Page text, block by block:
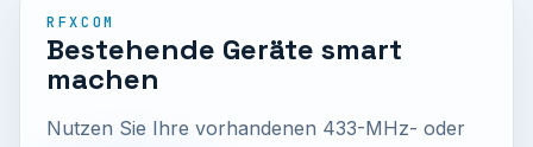
RFXCOM
Bestehende Geräte smart
machen
Nutzen Sie Ihre vorhandenen 433-MHz- oder